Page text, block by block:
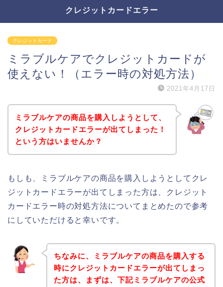
クレジットカードエラー
クレジットカード
ミラブルケアでクレジットカードが
使えない！（エラー時の対処方法）
2021年4月17日
ミラブルケアの商品を購入しようとして、
クレジットカードエラーが出てしまった！
という方はいませんか？
もしも、ミラブルケアの商品を購入しようとしてクレ
ジットカードエラーが出てしまった方は、クレジット
カードエラー時の対処方法についてまとめたので参考
にしていただけると幸いです。
ちなみに、ミラブルケアの商品を購入する
時にクレジットカードエラーが出てしまっ
た方は、まずは、下記ミラブルケアの公式